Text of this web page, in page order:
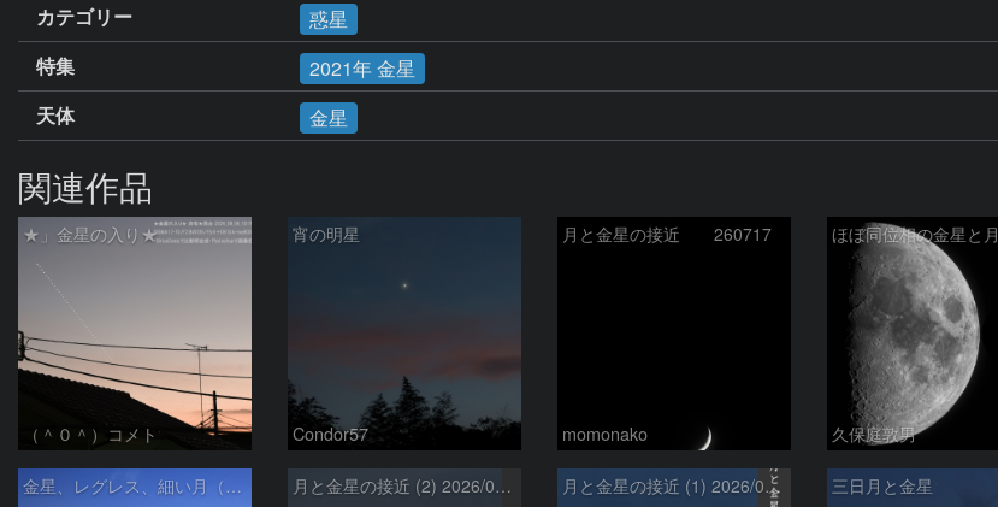
カテゴリー
惑星
特集
2021年 金星
天体
金星
関連作品
★」金星の入り★
（＾０＾）コメト
宵の明星
Condor57
月と金星の接近 260717
momonako
ほぼ同位相の金星と月
久保庭敦男
金星、レグレス、細い月（７月１６日） 月と金星の接近 (2) 2026/07/17 月と金星の接近 (1) 2026/07/17 三日月と金星